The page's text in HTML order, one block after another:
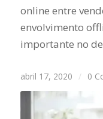
online entre
envolvimento
importante no
abril 17, 2020 / 0